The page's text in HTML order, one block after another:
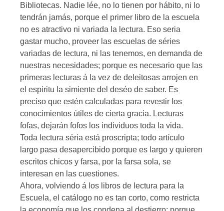
Bibliotecas. Nadie lée, no lo tienen por hábito, ni lo
tendrán jamás, porque el primer libro de la escuela
no es atractivo ni variada la lectura. Eso seria
gastar mucho, proveer las escuelas de séries
variadas de lectura, ni las tenemos, en demanda de
nuestras necesidades; porque es necesario que las
primeras lecturas á la vez de deleitosas arrojen en
el espiritu la simiente del deséo de saber. Es
preciso que estén calculadas para revestir los
conocimientos útiles de cierta gracia. Lecturas
fofas, dejarán fofos los individuos toda la vida.
Toda lectura séria está proscripta; todo artículo
largo pasa desapercibido porque es largo y quieren
escritos chicos y farsa, por la farsa sola, se
interesan en las cuestiones.
Ahora, volviendo á los libros de lectura para la
Escuela, el catálogo no es tan corto, como restricta